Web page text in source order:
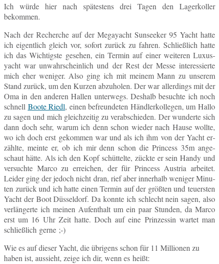
Ich würde hier nach spä­tes­tens drei Tagen den La­ger­kol­ler
bekommen.
Nach der Re­cher­che auf der Me­ga­yacht Sun­see­ker 95 Yacht hatte
ich ei­gent­lich gleich vor, sofort zurück zu fahren. Schließ­lich hatte
ich das Wich­tigs­te ge­se­hen, ein Termin auf einer wei­te­ren Lu­xus­
yacht war un­wahr­schein­lich und der Rest der Messe in­ter­es­sier­te
mich eher we­ni­ger. Also ging ich mit meinem Mann zu un­se­rem
Stand zurück, um den Kurzen ab­zu­ho­len. Der war al­ler­dings mit der
Oma in den an­de­ren Hallen un­ter­wegs. Des­halb be­such­te ich noch
schnell Boote Riedl, einen be­freun­de­ten Händ­ler­kol­le­gen, um Hallo
zu sagen und mich gleich­zei­tig zu ver­ab­schie­den. Der wun­der­te sich
dann doch sehr, warum ich denn schon wieder nach Hause wollte,
wo ich doch erst ge­kom­men war und als ich ihm von der Yacht er­
zähl­te, meinte er, ob ich mir denn schon die Prin­cess 35m an­ge­
schaut hätte. Als ich den Kopf schüt­tel­te, zückte er sein Handy und
ver­such­te Marco zu er­rei­chen, der für Prin­cess Aus­tria ar­bei­tet.
Leider ging der jedoch nicht dran, rief aber in­ner­halb we­ni­ger Mi­nu­
ten zurück und ich hatte einen Termin auf der größ­ten und teu­ers­ten
Yacht der Boot Düs­sel­dorf. Da konnte ich schlecht nein sagen, also
ver­län­ger­te ich meinen Auf­ent­halt um ein paar Stun­den, da Marco
erst um 16 Uhr Zeit hatte. Doch auf eine Prin­zes­sin wartet man
schließ­lich gerne ;-)
Wie es auf dieser Yacht, die üb­ri­gens schon für 11 Mil­lio­nen zu
haben ist, aus­sieht, zeige ich dir, wenn es heißt: